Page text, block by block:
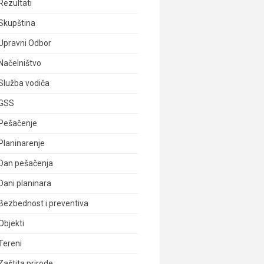
Odbor
vodiča
pešačenja
planinara
i preventiva